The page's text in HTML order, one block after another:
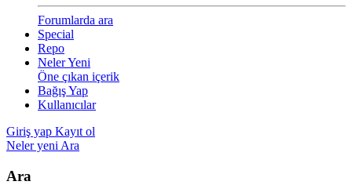
Forumlarda ara
Special
Repo
Neler Yeni
Öne çıkan içerik
Bağış Yap
Kullanıcılar
Giriş yap Kayıt ol
Neler yeni Ara
Ara